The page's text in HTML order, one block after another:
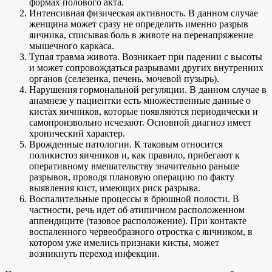
формах полового акта.
Интенсивная физическая активность. В данном случае
женщина может сразу не определить именно разрыв
яичника, списывая боль в животе на перенапряжение
мышечного каркаса.
Тупая травма живота. Возникает при падении с высоты
и может сопровождаться разрывами других внутренних
органов (селезенка, печень, мочевой пузырь).
Нарушения гормональной регуляции. В данном случае в
анамнезе у пациентки есть множественные данные о
кистах яичников, которые появляются периодически и
самопроизвольно исчезают. Основной диагноз имеет
хронический характер.
Врожденные патологии. К таковым относится
поликистоз яичников и, как правило, прибегают к
оперативному вмешательству значительно раньше
разрывов, проводя плановую операцию по факту
выявления кист, имеющих риск разрыва.
Воспалительные процессы в брюшной полости. В
частности, речь идет об атипичном расположенном
аппендиците (тазовое расположение). При контакте
воспаленного червеобразного отростка с яичником, в
котором уже имелись признаки кисты, может
возникнуть переход инфекции.